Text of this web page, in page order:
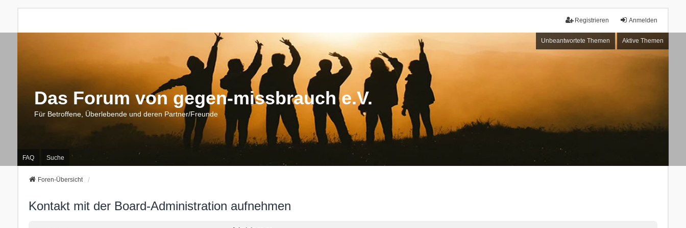
Anmelden
Registrieren
Unbeantwortete Themen Aktive Themen
Das Forum von gegen-missbrauch e.V.
Für Betroffene, Überlebende und deren Partner/Freunde
FAQ Suche
Foren-Übersicht
Kontakt mit der Board-Administration aufnehmen